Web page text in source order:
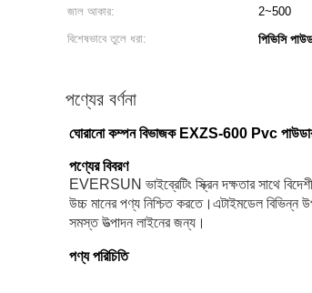
জাল আকার:
2~500
বিশেষভাবে তুলে ধরা:
পিভিসি
পণ্যের বর্ণনা
ঘোরানো কম্পন বিভাজক EXZS-600 Pvc পাউডার
পণ্যের বিবরণ
EVERSUN ভাইব্রেটিং স্ক্রিন দক্ষতার সাথে
উচ্চ মানের পণ্য নিশ্চিত করতে।এটাইমডেল বিভিন্ন
সমস্ত উত্পাদন লাইনের জন্য।
পণ্য পরিচিতি